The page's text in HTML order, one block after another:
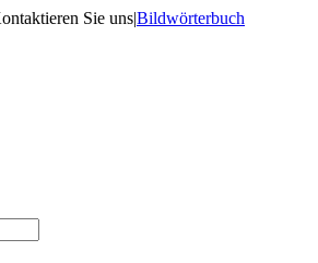
Sie uns|Bildwörterbuch